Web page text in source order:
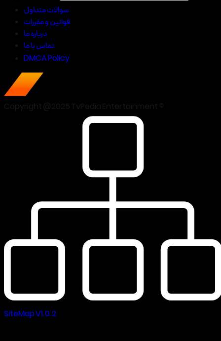
سوالات متداول
قوانین و مقررات
درباره ما
تماس با ما
DMCA Policy
SiteMap V1.0.2